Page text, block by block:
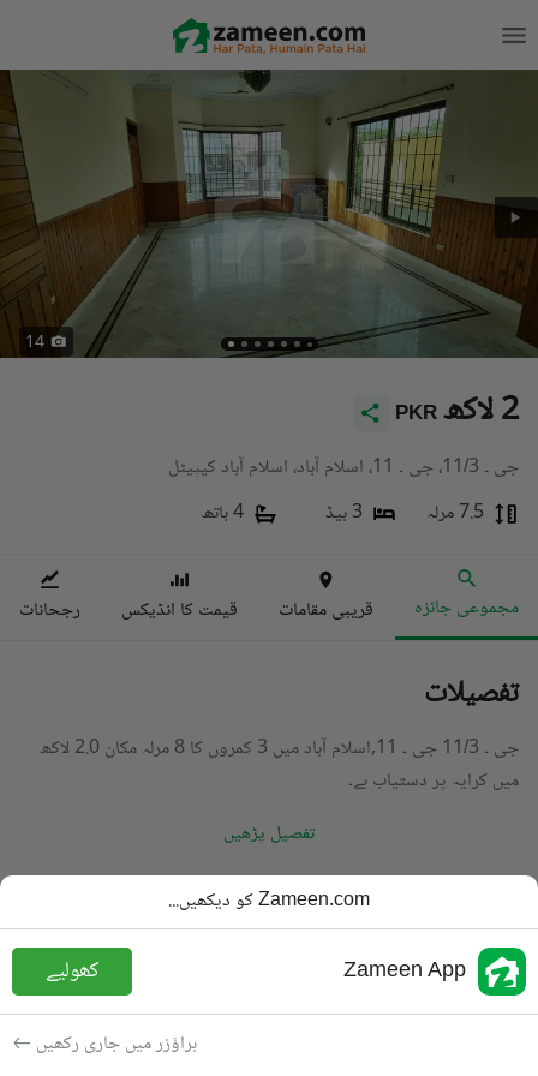
14
PKR 2 لاکھ
جی ۔ 11/3، جی ۔ 11، اسلام آباد، اسلام آباد کیپیٹل
7.5 مرلہ
3 بیڈ 4 باتھ
مجموعی جائزہ قریبی مقامات قیمت کا انڈیکس رجحانات
تفصیلات
جی ۔ 11/3 جی ۔ 11,اسلام آباد میں 3 کمروں کا 8 مرلہ مکان 2.0 لاکھ
میں کرایہ پر دستیاب ہے۔
تفصیل پڑھیں
مکان
قیمت
PKR
2 لاکھ
باتھ
رقبہ
7.5 مرلہ
کرایہ پر دستیاب
Zameen.com کو دیکھیں...
Zameen App کھولیے
براؤزر میں جاری رکھیں